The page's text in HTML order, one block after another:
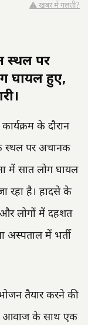
⚠️ खबर में गलती?
स्थल पर
घायल हुए,
के दौरान
स्थल पर अचानक
में सात लोग घायल
रहा है। हादसे के
लोगों में दहशत
अस्पताल में भर्ती
भोजन तैयार करने की
आवाज के साथ एक